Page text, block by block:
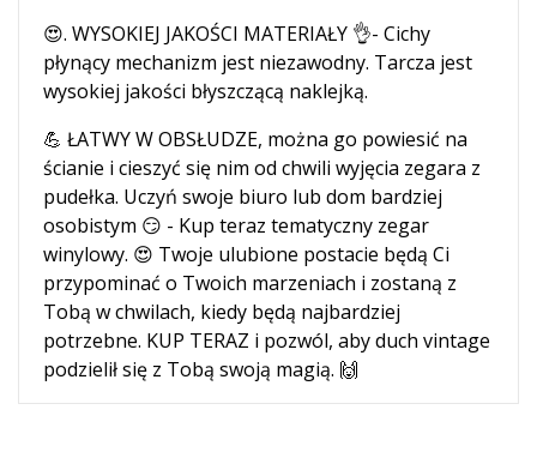
😍. WYSOKIEJ JAKOŚCI MATERIAŁY 👌- Cichy
płynący mechanizm jest niezawodny. Tarcza jest
wysokiej jakości błyszczącą naklejką.
💪 ŁATWY W OBSŁUDZE, można go powiesić na
ścianie i cieszyć się nim od chwili wyjęcia zegara z
pudełka. Uczyń swoje biuro lub dom bardziej
osobistym 😏 - Kup teraz tematyczny zegar
winylowy. 😍 Twoje ulubione postacie będą Ci
przypominać o Twoich marzeniach i zostaną z
Tobą w chwilach, kiedy będą najbardziej
potrzebne. KUP TERAZ i pozwól, aby duch vintage
podzielił się z Tobą swoją magią. 🙌